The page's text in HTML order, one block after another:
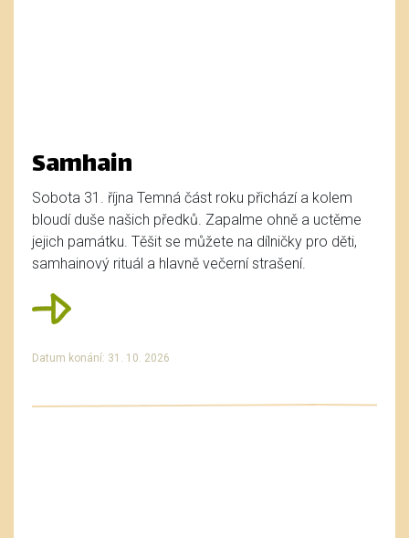
Samhain
Sobota 31. října Temná část roku přichází a kolem
bloudí duše našich předků. Zapalme ohně a uctěme
jejich památku. Těšit se můžete na dílničky pro děti,
samhainový rituál a hlavně večerní strašení.
Datum konání: 31. 10. 2026